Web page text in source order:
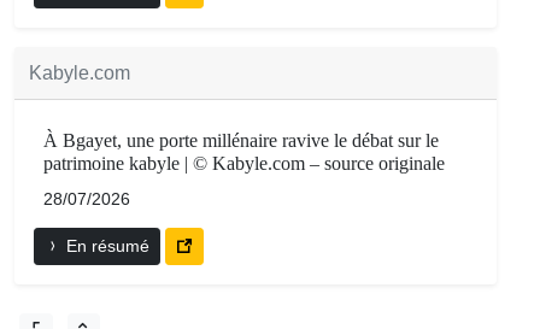
Kabyle.com
À Bgayet, une porte millénaire ravive le débat sur le
patrimoine kabyle | © Kabyle.com – source originale
28/07/2026
En résumé